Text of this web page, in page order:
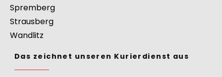
Spremberg
Strausberg
Wandlitz
Das zeichnet unseren Kurierdienst aus